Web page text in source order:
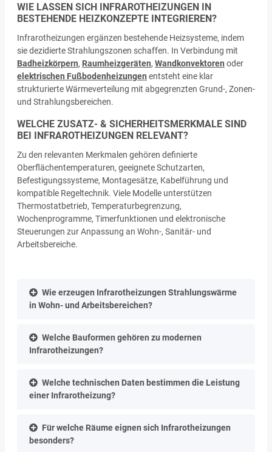
WIE LASSEN SICH INFRAROTHEIZUNGEN IN
BESTEHENDE HEIZKONZEPTE INTEGRIEREN?
Infrarotheizungen ergänzen bestehende Heizsysteme, indem
sie dezidierte Strahlungszonen schaffen. In Verbindung mit
Badheizkörpern, Raumheizgeräten, Wandkonvektoren oder
elektrischen Fußbodenheizungen entsteht eine klar
strukturierte Wärmeverteilung mit abgegrenzten Grund-, Zonen-
und Strahlungsbereichen.
WELCHE ZUSATZ- & SICHERHEITSMERKMALE SIND
BEI INFRAROTHEIZUNGEN RELEVANT?
Zu den relevanten Merkmalen gehören definierte
Oberflächentemperaturen, geeignete Schutzarten,
Befestigungssysteme, Montagesätze, Kabelführung und
kompatible Regeltechnik. Viele Modelle unterstützen
Thermostatbetrieb, Temperaturbegrenzung,
Wochenprogramme, Timerfunktionen und elektronische
Steuerungen zur Anpassung an Wohn-, Sanitär- und
Arbeitsbereiche.
Wie erzeugen Infrarotheizungen Strahlungswärme
in Wohn- und Arbeitsbereichen?
Welche Bauformen gehören zu modernen
Infrarotheizungen?
Welche technischen Daten bestimmen die Leistung
einer Infrarotheizung?
Für welche Räume eignen sich Infrarotheizungen
besonders?